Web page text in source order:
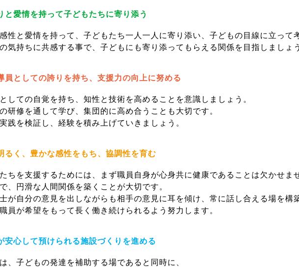
と愛情を持って子どもたちに寄り添う
性と愛情を持って、子どもたち一人一人に寄り添い、子どもの目線に立って
気持ちに共感する事で、子どもにも寄り添ってもらえる関係を目指しましょ
員としての誇りを持ち、支援力の向上に努める
しての自覚を持ち、知性と技術を高めることを意識しましょう。
研修を通して学び、集団的に高め合うことも大切です。
践を検証し、経験を積み上げていきましょう。
るく、豊かな感性をもち、協調性を育む
ちを支援するためには、まず職員自身が心身共に健康であることは欠かせま
、円滑な人間関係を築くことが大切です。
が自分の意見を出しながらも相手の意見に耳を傾け、常に話し合える場を構
員が希望をもって長く働き続けられるよう努力します。
安心して預けられる施設づくりを進める
、子どもの発達を補助する場であると同時に、